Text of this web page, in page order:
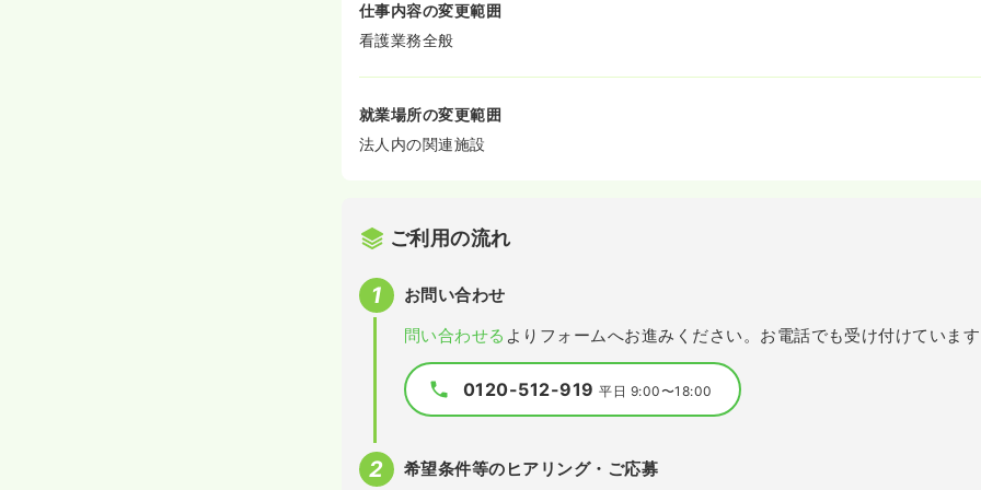
仕事内容の変更範囲
看護業務全般
就業場所の変更範囲
法人内の関連施設
ご利用の流れ
お問い合わせ
問い合わせる よりフォームへお進みください。お電話でも受け付けていま
0120-512-919平日 9:00〜18:00
希望条件等のヒアリング・ご応募